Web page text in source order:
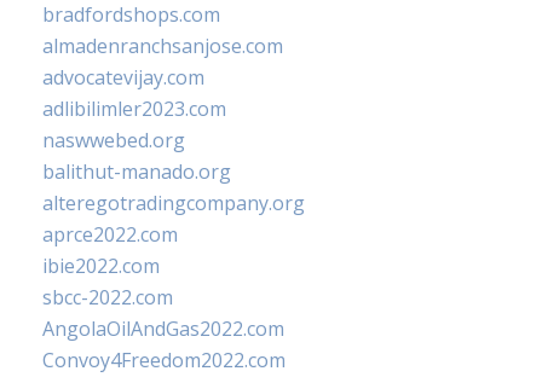
bradfordshops.com
almadenranchsanjose.com
advocatevijay.com
adlibilimler2023.com
naswwebed.org
balithut-manado.org
alteregotradingcompany.org
aprce2022.com
ibie2022.com
sbcc-2022.com
AngolaOilAndGas2022.com
Convoy4Freedom2022.com